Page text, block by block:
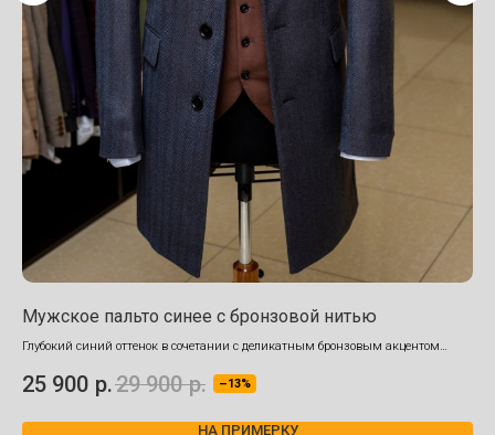
Мужское пальто синее с бронзовой нитью
Глубокий синий оттенок в сочетании с деликатным бронзовым акцентом
25 900 р.29 900 р. –13%
НА ПРИМЕРКУ